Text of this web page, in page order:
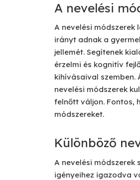
A nevelési
A nevelési módszerek
irányt adnak a
jellemét. Segítenek
érzelmi és kognitív
kihívásaival szemben.
nevelési módszerek
felnőtt váljon. Fontos,
módszereket.
Különböző
A nevelési módszerek
igényeihez igazodva